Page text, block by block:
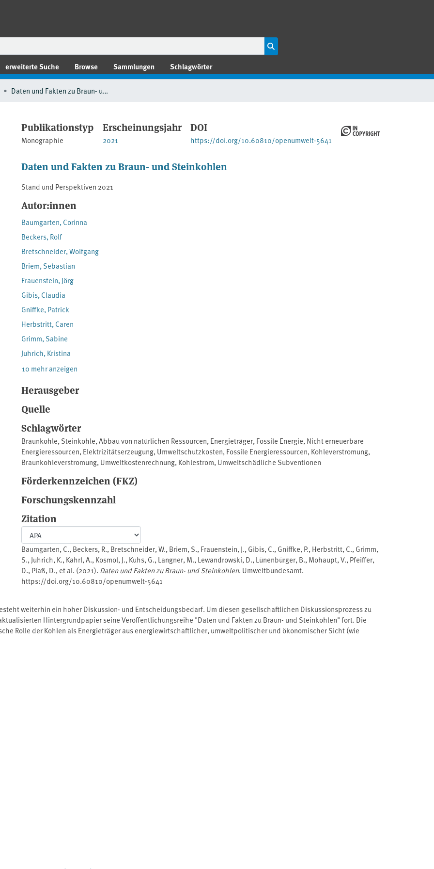
erweiterte Suche Browse Sammlungen Schlagwörter
Daten und Fakten zu Braun- und Steinkohlen
Publikationstyp
Monographie
Erscheinungsjahr
2021
DOI
https://doi.org/10.60810/openumwelt-5641
Daten und Fakten zu Braun- und Steinkohlen
Stand und Perspektiven 2021
Autor:innen
Baumgarten, Corinna
Beckers, Rolf
Bretschneider, Wolfgang
Briem, Sebastian
Frauenstein, Jörg
Gibis, Claudia
Gniffke, Patrick
Herbstritt, Caren
Grimm, Sabine
Juhrich, Kristina
10 mehr anzeigen
Herausgeber
Quelle
Schlagwörter
Braunkohle, Steinkohle,Abbau von natürlichen Ressourcen, Energieträger, Fossile Energie, Nicht erneuerbare
Energieressourcen, Elektrizitätserzeugung, Umweltschutzkosten, Fossile Energieressourcen, Kohleverstromung,
Braunkohleverstromung, Umweltkostenrechnung, Kohlestrom, Umweltschädliche Subventionen
Förderkennzeichen (FKZ)
Forschungskennzahl
Zitation
Baumgarten, C., Beckers, R., Bretschneider, W., Briem, S., Frauenstein, J., Gibis, C., Gniffke, P., Herbstritt, C., Grimm,
S., Juhrich, K., Kahrl, A., Kosmol, J., Kuhs, G., Langner, M., Lewandrowski, D., Lünenbürger, B., Mohaupt, V., Pfeiffer,
D., Plaß, D., et al. (2021). Daten und Fakten zu Braun- und Steinkohlen. Umweltbundesamt.
https://doi.org/10.60810/openumwelt-5641
weiterhin ein hoher Diskussion- und Entscheidungsbedarf. Um diesen gesellschaftlichen Diskussionsprozess zu
Hintergrundpapier seine Veröffentlichungsreihe "Daten und Fakten zu Braun- und Steinkohlen" fort. Die
Rolle der Kohlen als Energieträger aus energiewirtschaftlicher, umweltpolitischer und ökonomischer Sicht (wie